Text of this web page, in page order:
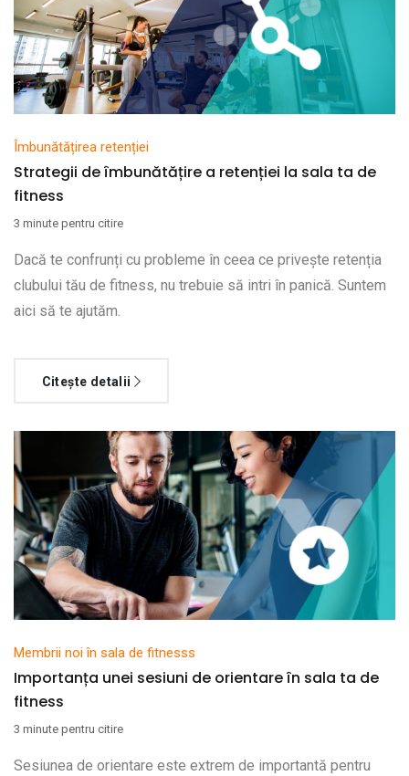
Îmbunătățirea retenției
Strategii de îmbunătățire a retenției la sala ta de
fitness
3 minute pentru citire
Dacă te confrunți cu probleme în ceea ce privește retenția
clubului tău de fitness, nu trebuie să intri în panică. Suntem
aici să te ajutăm.
Citește detalii
Membrii noi în sala de fitnesss
Importanța unei sesiuni de orientare în sala ta de
fitness
3 minute pentru citire
Sesiunea de orientare este extrem de importantă pentru